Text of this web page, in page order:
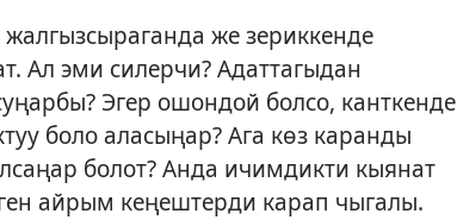
же зериккенде
Ал эми силерчи? Адаттагыдан
Эгер ошондой болсо, канткенде
боло аласыңар? Ага көз каранды
болот? Анда ичимдикти кыянат
айрым кеңештерди карап чыгалы.